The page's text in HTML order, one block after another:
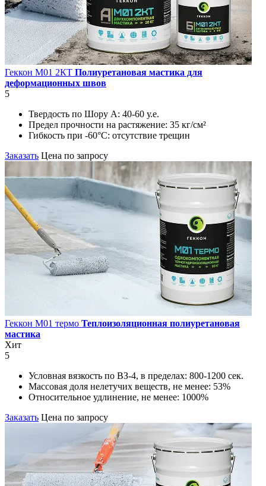
Геккон М01 2КT Полиуретановая мастика для
деформационных швов
5
Твердость по Шору А: 40-60 у.е.
Предел прочности на растяжение: 35 кг/см²
Гибкость при -60°С: отсутствие трещин
Заказать Цена по запросу
Геккон М01 термо Теплоизоляционная полиуретановая
мастика
Хит
5
Условная вязкость по ВЗ-4, в пределах: 800-1200 сек.
Массовая доля нелетучих веществ, не менее: 53%
Относительное удлинение, не менее: 1000%
Заказать Цена по запросу